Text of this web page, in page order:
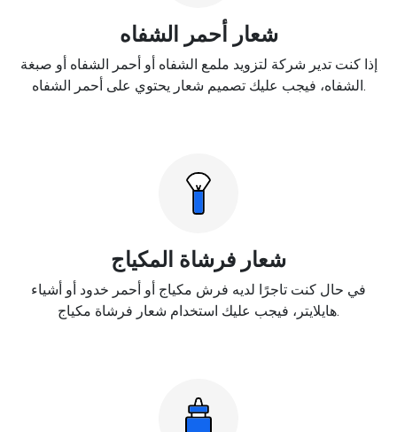
شعار أحمر الشفاه
إذا كنت تدير شركة لتزويد ملمع الشفاه أو أحمر الشفاه أو صبغة
الشفاه، فيجب عليك تصميم شعار يحتوي على أحمر الشفاه.
شعار فرشاة المكياج
في حال كنت تاجرًا لديه فرش مكياج أو أحمر خدود أو أشياء
هايلايتر، فيجب عليك استخدام شعار فرشاة مكياج.